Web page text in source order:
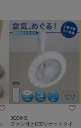

3COINS
ファン付きLEDソケットタイ